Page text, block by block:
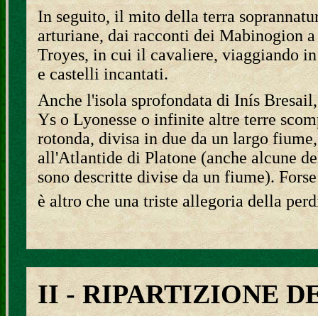
In seguito, il mito della terra
arturiane, dai racconti dei Mabinogion
Troyes, in cui il cavaliere, viaggiando
e castelli incantati.
Anche l'isola sprofondata di Inís
Ys o Lyonesse o infinite altre terre
rotonda, divisa in due da un largo
all'Atlantide di Platone (anche alcune
sono descritte divise da un fiume).
è altro che una triste allegoria della
II - RIPARTIZIONE